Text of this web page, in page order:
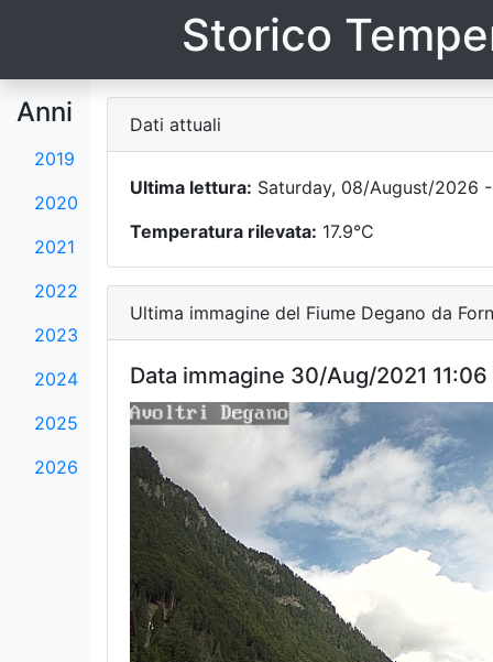
Storico
Anni
2019
2020
2021
2022
2023
2024
2025
2026
Dati attuali
Ultima lettura: Saturday, 08/August/2026
Temperatura rilevata: 17.9°C
Ultima immagine del Fiume Degano da
Data immagine 30/Aug/2021 11:06